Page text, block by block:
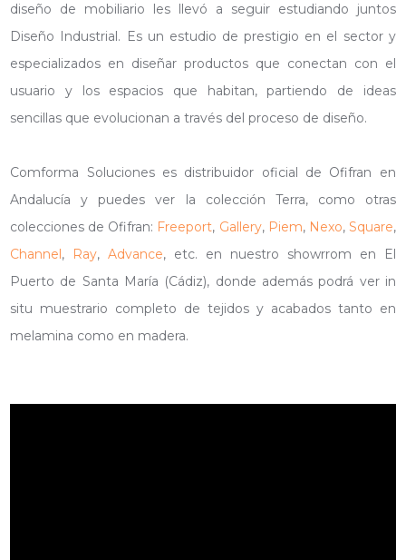
diseño de mobiliario les llevó a seguir estudiando juntos
Diseño Industrial. Es un estudio de prestigio en el sector y
especializados en diseñar productos que conectan con el
usuario y los espacios que habitan, partiendo de ideas
sencillas que evolucionan a través del proceso de diseño.
Comforma Soluciones es distribuidor oficial de Ofifran en
Andalucía y puedes ver la colección Terra, como otras
colecciones de Ofifran: Freeport, Gallery, Piem, Nexo, Square,
Channel, Ray,Advance, etc. en nuestro showrrom en El
Puerto de Santa María (Cádiz), donde además podrá ver in
situ muestrario completo de tejidos y acabados tanto en
melamina como en madera.